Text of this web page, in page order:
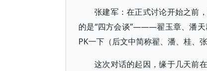
张建军：在正式讨论开始之前
的是“四方会谈”———翟玉章、潘天
PK一下（后文中简称翟、潘、桂、张
这次对话的起因，缘于几天前